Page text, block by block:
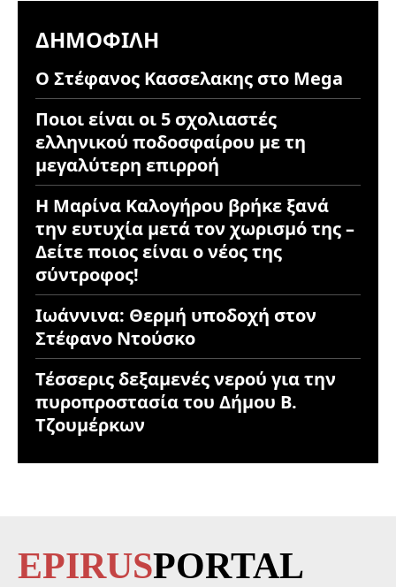
ΔΗΜΟΦΙΛΉ
Ο Στέφανος Κασσελακης στο Mega
Ποιοι είναι οι 5 σχολιαστές
ελληνικού ποδοσφαίρου με τη
μεγαλύτερη επιρροή
Η Μαρίνα Καλογήρου βρήκε ξανά
την ευτυχία μετά τον χωρισμό της –
Δείτε ποιος είναι ο νέος της
σύντροφος!
Ιωάννινα: Θερμή υποδοχή στον
Στέφανο Ντούσκο
Τέσσερις δεξαμενές νερού για την
πυροπροστασία του Δήμου Β.
Τζουμέρκων
EPIRUSPORTAL